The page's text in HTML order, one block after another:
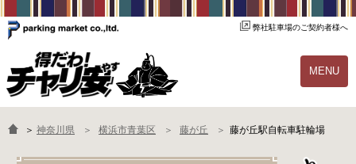
弊社駐車場のご契約者様へ
MENU
物件一覧 ご契約の流れ
よくあるご質問 駐輪場オーナー様へ
＞ 神奈川県 横浜市青葉区 藤が丘 藤が丘駅自転車駐輪場